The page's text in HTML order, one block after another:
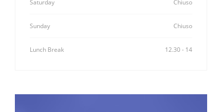
Saturday Chiuso
Sunday Chiuso
Lunch Break 12.30 - 14